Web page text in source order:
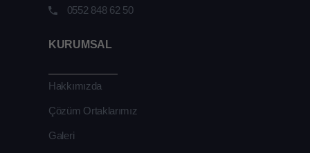
0552 848 62 50
KURUMSAL
Hakkımızda
Çözüm Ortaklarımız
Galeri